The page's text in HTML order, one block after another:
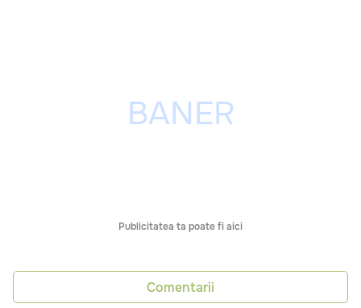
Publicitatea ta poate fi aici
Comentarii